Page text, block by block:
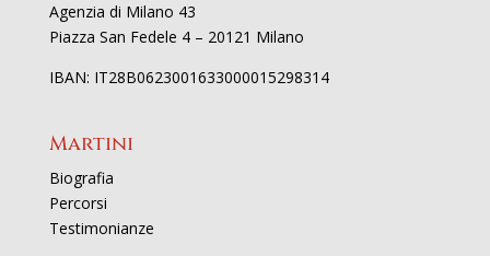
Agenzia di Milano 43
Piazza San Fedele 4 – 20121 Milano
IBAN: IT28B0623001633000015298314
Martini
Biografia
Percorsi
Testimonianze